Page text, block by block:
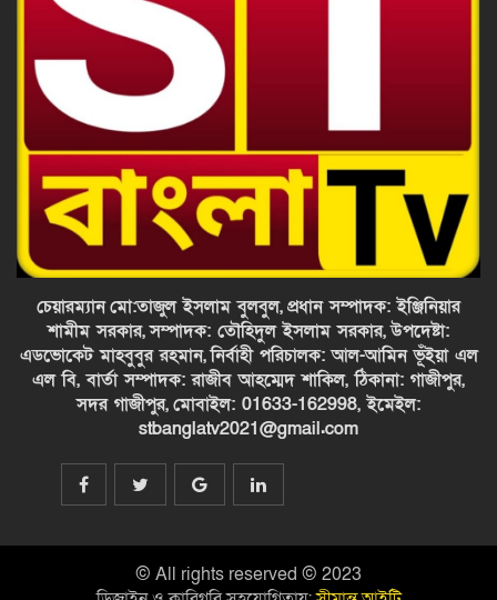
বাংলাদেশ লিবারেশন ওয়ার কোর্সের
৫৪তম কমিশনিং ও ফেলোশিপ ডে
উদ্‌যাপন
নদীভাঙন রোধে কোনো ধরনের দলীয়
বিবেচনা করা হবে না উল্লেখ করে প্রতিমন্ত্রী
লোহাগড়া পৌরসভার ২ কর্মচারীর বিরুদ্ধে
পিআইসি হয়ে লাখ টাকা আত্মসাতের
অভিযোগ, তদন্তের দাবি জনসাধারণের
চেয়ারম্যানমো:তাজুল ইসলাম বুলবুল,প্রধান সম্পাদক: ইঞ্জিনিয়ার
শামীম সরকার,সম্পাদক: তৌহিদুল ইসলাম সরকার,উপদেষ্টা:
এডভোকেট মাহবুবুর রহমান,নির্বাহী পরিচালক: আল-আমিন ভূঁইয়া এল
এল বি, বার্তা সম্পাদক: রাজীব আহম্মেদ শাকিল, ঠিকানা: গাজীপুর,
সদর গাজীপুর,মোবাইল: 01633-162998, ইমেইল:
stbanglatv2021@gmail.com
© All rights reserved © 2023